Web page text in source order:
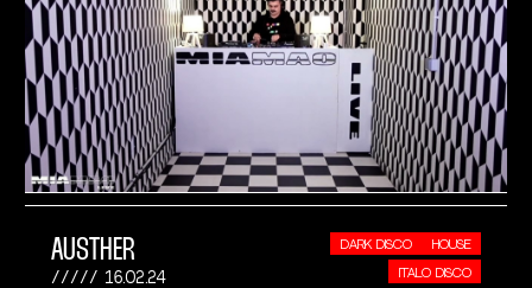
AUSTHER
16.02.24
DARK DISCO HOUSE
ITALO DISCO